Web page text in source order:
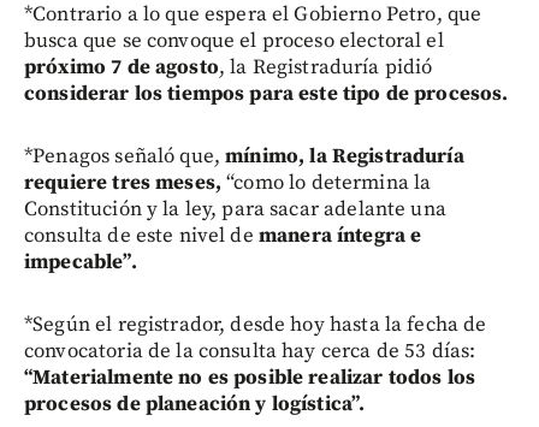
*Contrario a lo que espera el Gobierno Petro, que
busca que se convoque el proceso electoral el
próximo 7 de agosto, la Registraduría pidió
considerar los tiempos para este tipo de procesos.
*Penagos señaló que, mínimo, la Registraduría
requiere tres meses,“como lo determina la
Constitución y la ley, para sacar adelante una
consulta de este nivel de manera íntegra e
impecable”.
*Según el registrador, desde hoy hasta la fecha de
convocatoria de la consulta hay cerca de 53 días:
“Materialmente no es posible realizar todos los
procesos de planeación y logística”.